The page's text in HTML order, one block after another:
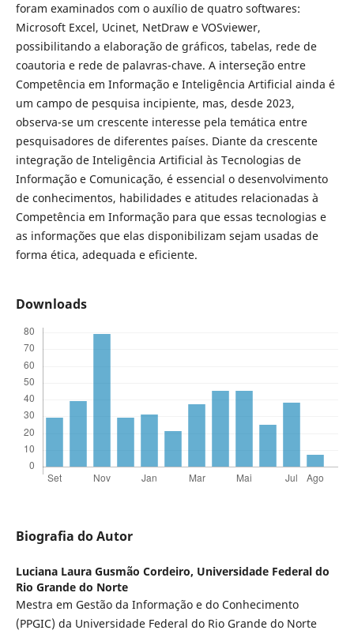
foram examinados com o auxílio de quatro softwares:
Microsoft Excel, Ucinet, NetDraw e VOSviewer,
possibilitando a elaboração de gráficos, tabelas, rede de
coautoria e rede de palavras-chave. A interseção entre
Competência em Informação e Inteligência Artificial ainda é
um campo de pesquisa incipiente, mas, desde 2023,
observa-se um crescente interesse pela temática entre
pesquisadores de diferentes países. Diante da crescente
integração de Inteligência Artificial às Tecnologias de
Informação e Comunicação, é essencial o desenvolvimento
de conhecimentos, habilidades e atitudes relacionadas à
Competência em Informação para que essas tecnologias e
as informações que elas disponibilizam sejam usadas de
forma ética, adequada e eficiente.
Downloads
Biografia do Autor
Luciana Laura Gusmão Cordeiro, Universidade Federal do
Rio Grande do Norte
Mestra em Gestão da Informação e do Conhecimento
(PPGIC) da Universidade Federal do Rio Grande do Norte